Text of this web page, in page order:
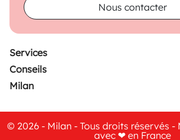
Nous contacter
Services
Conseils
Milan
© 2026 - Milan - Tous droits réservés -
avec ❤ en France